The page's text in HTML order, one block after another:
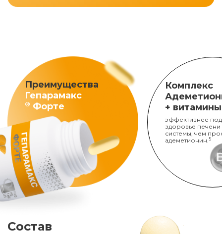
Преимущества
Гепарамакс
® Форте
Комплекс
+
эффективнее
здоровье печени
системы, чем
адеметионин. 5
Состав